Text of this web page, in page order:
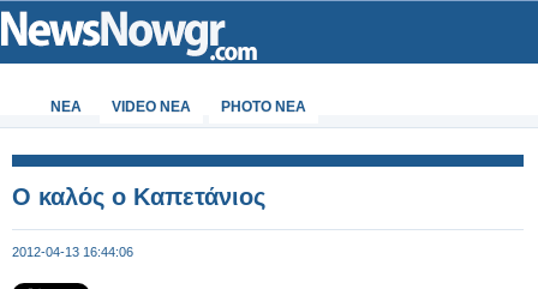
ΝΕΑ VIDEO NEA PHOTO NEA
O καλός ο Καπετάνιος
2012-04-13 16:44:06